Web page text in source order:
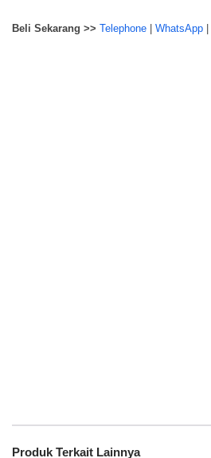
Beli Sekarang >> Telephone WhatsApp
Produk Terkait Lainnya